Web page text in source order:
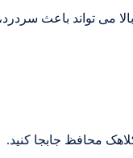
می تواند باعث
محافظ جابجا کنید.